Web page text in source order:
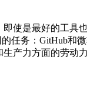
使是最好的工
任务：GitHub和
产力方面的劳动